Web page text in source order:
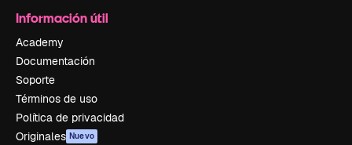
Información útil
Academy
Documentación
Soporte
Términos de uso
Política de privacidad
Originales Nuevo